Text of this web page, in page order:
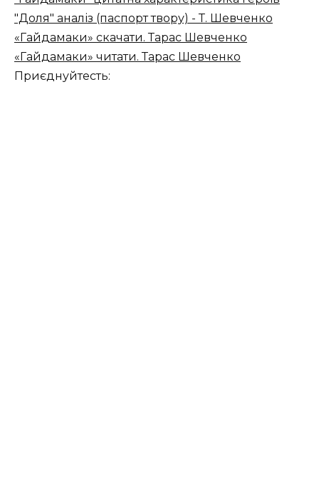
"Доля" аналіз (паспорт твору) - Т. Шевченко
«Гайдамаки» скачати. Тарас Шевченко
«Гайдамаки» читати. Тарас Шевченко
Приєднуйтесть: